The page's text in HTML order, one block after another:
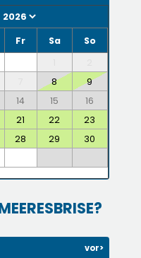
Fr Sa
So
8
9
14 15
16
21 22
23
28 29
30
vor>